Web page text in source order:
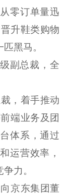
零订单量迅
升鞋类购物
黑马。
副总裁，全
，着手推动
端业务及团
体系，通过
运营效率，
力。
京东集团董